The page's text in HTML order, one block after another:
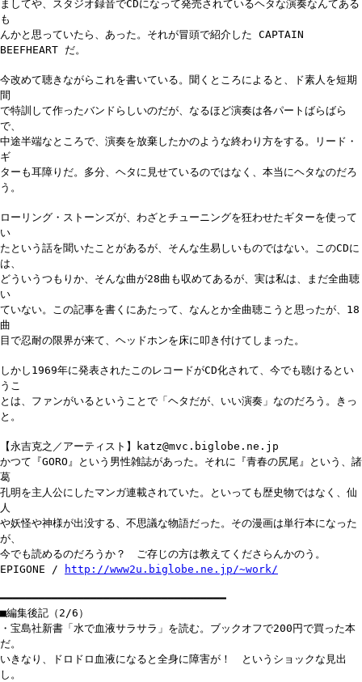
ましてや、スタジオ録音でCDになって発売されているヘタな演奏なんてある
も
んかと思っていたら、あった。それが冒頭で紹介した CAPTAIN
BEEFHEART だ。
今改めて聴きながらこれを書いている。聞くところによると、ド素人を短期
間
で特訓して作ったバンドらしいのだが、なるほど演奏は各パートばらばら
で、
中途半端なところで、演奏を放棄したかのような終わり方をする。リード・
ギ
ターも耳障りだ。多分、ヘタに見せているのではなく、本当にヘタなのだろ
う。
ローリング・ストーンズが、わざとチューニングを狂わせたギターを使って
い
たという話を聞いたことがあるが、そんな生易しいものではない。このCDに
は、
どういうつもりか、そんな曲が28曲も収めてあるが、実は私は、まだ全曲聴
い
ていない。この記事を書くにあたって、なんとか全曲聴こうと思ったが、18
曲
目で忍耐の限界が来て、ヘッドホンを床に叩き付けてしまった。
しかし1969年に発表されたこのレコードがCD化されて、今でも聴けるとい
うこ
とは、ファンがいるということで「ヘタだが、いい演奏」なのだろう。きっ
と。
【永吉克之／アーティスト】katz@mvc.biglobe.ne.jp
かつて『GORO』という男性雑誌があった。それに『青春の尻尾』という、諸
葛
孔明を主人公にしたマンガ連載されていた。といっても歴史物ではなく、仙
人
や妖怪や神様が出没する、不思議な物語だった。その漫画は単行本になった
が、
今でも読めるのだろうか？ ご存じの方は教えてくださらんかのう。
EPIGONE /
http://www2u.biglobe.ne.jp/~work/
━━━━━━━━━━━━━━━━━━━━━━━━━━━━━━━━━━━
■編集後記（2/6）
・宝島社新書「水で血液サラサラ」を読む。ブックオフで200円で買った本
だ。
いきなり、ドロドロ血液になると全身に障害が！ というショックな見出
し。